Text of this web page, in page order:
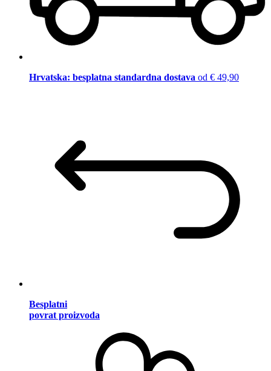
Hrvatska: besplatna standardna dostava od € 49,90
Besplatni
povrat proizvoda